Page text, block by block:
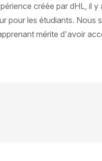
créée par dHL, il
pour les étudiants.
mérite d'avoir